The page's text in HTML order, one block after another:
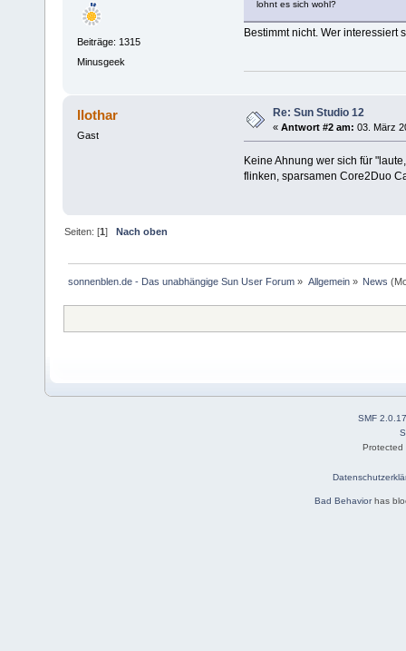
Beiträge: 1315
Minusgeek
lohnt es sich wohl?
Bestimmt nicht. Wer interessiert
llothar
Gast
Re: Sun Studio 12
« Antwort #2 am: 03. März
Keine Ahnung wer sich für
flinken, sparsamen Core2Duo
Seiten: [1]Nach oben
sonnenblen.de - Das unabhängige Sun User Forum » Allgemein» News
SMF 2.0.17
Bad Behaviorhas